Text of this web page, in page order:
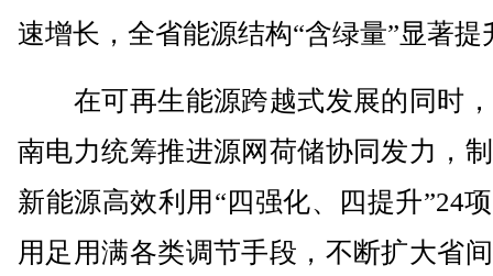
速增长，全省能源结构“含绿量”显著提
在可再生能源跨越式发展的同时
南电力统筹推进源网荷储协同发力，
新能源高效利用“四强化、四提升”24
用足用满各类调节手段，不断扩大省